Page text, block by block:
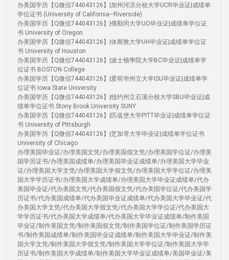
办美国学历【Q微信744043126】|加州河滨分校大学UCR毕业证|成绩单
学位证书 (University of California–Riverside)
办美国学历【Q微信744043126】|俄勒冈大学UO毕业证|成绩单学位证
书 University of Oregon
办美国学历【Q微信744043126】|休斯敦大学UH毕业证|成绩单学位证
书 University of Houston
办美国学历【Q微信744043126】|波士顿學院大学BC毕业证|成绩单学
位证书 BOSTON College
办美国学历【Q微信744043126】|爱荷华州立大学ISU毕业证|成绩单学
位证书 Iowa State University
办美国学历【Q微信744043126】|纽约州立石溪分校大学SBU毕业证|成
绩单学位证书 Stony Brook University SUNY
办美国学历【Q微信744043126】|匹兹堡大学PITT毕业证|成绩单学位证
书 University of Pittsburgh
办美国学历【Q微信744043126】|芝加哥大学毕业证|成绩单学位证书
University of Chicago
办理美国毕业证/办理美国文凭/办理美国假文凭/办理美国学位证/办理美
国学历证书/办理美国成绩单/办理美国毕业证成绩单/办理美国大学毕业
证/办理美国大学文凭/办理美国大学假文凭/办理美国大学学位证/办理美
国大学学历证书/办理美国大学成绩单/办理美国大学毕业证成绩单/代办
美国毕业证/代办美国文凭/代办美国假文凭/代办美国学位证/代办美国学
历证书/代办美国成绩单/代办美国毕业证成绩单/代办美国大学毕业证/代
办美国大学文凭/代办美国大学假文凭/代办美国大学学位证/代办美国大
学学历证书/代办美国大学成绩单/代办美国大学毕业证成绩单/制作美国
毕业证/制作美国文凭/制作美国假文凭/制作美国学位证/制作美国学历证
书/制作美国成绩单/制作美国毕业证成绩单/制作美国大学毕业证/制作美
国大学文凭/制作美国大学假文凭/制作美国大学学位证/制作美国大学学
历证书/制作美国大学成绩单/制作美国大学毕业证成绩单/美国毕业证/美